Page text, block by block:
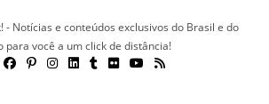
- Notícias e conteúdos exclusivos do Brasil e do
para você a um click de distância!